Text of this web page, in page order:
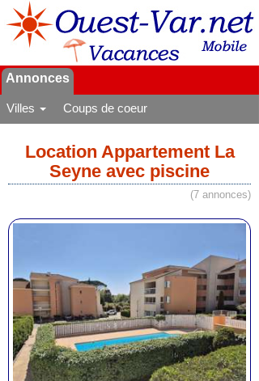
Annonces
Villes Coups de coeur
Location Appartement La
Seyne avec piscine
(7 annonces)